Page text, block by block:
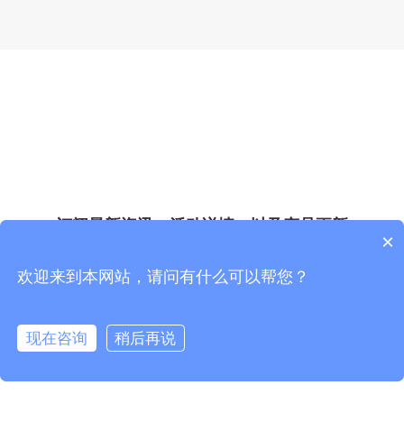
订阅最新资讯，活动详情，以及产品更新
* *
×
欢迎来到本网站，请问有什么可以帮您？
现在咨询 稍后再说